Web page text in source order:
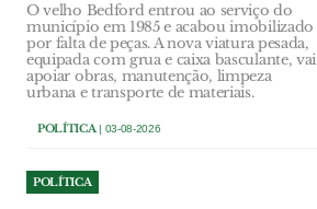
O velho Bedford entrou ao serviço do
município em 1985 e acabou imobilizado
por falta de peças. A nova viatura pesada,
equipada com grua e caixa basculante, vai
apoiar obras, manutenção, limpeza
urbana e transporte de materiais.
POLÍTICA| 03-08-2026
POLÍTICA